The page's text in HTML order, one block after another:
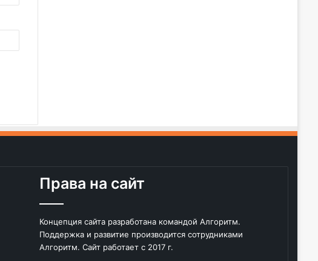
Права на сайт
Концепция сайта разработана командой Алгоритм.
Поддержка и развитие производится сотрудниками
Алгоритм. Сайт работает с 2017 г.